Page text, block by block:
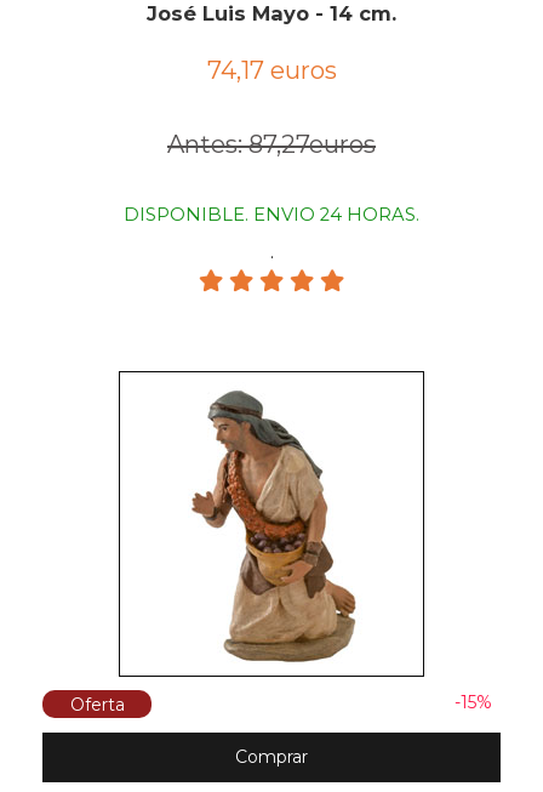
José Luis Mayo - 14 cm.
74,17 euros
Antes: 87,27euros
DISPONIBLE. ENVIO 24 HORAS.
.
Oferta -15%
Comprar